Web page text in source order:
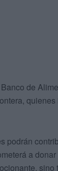
de
podrán
a
sino